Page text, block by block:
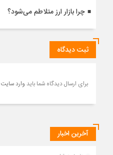
چرا بازار ارز متلاطم می‌شود؟
ثبت دیدگاه
برای ارسال دیدگاه شما باید وارد سایت
آخرین اخبار